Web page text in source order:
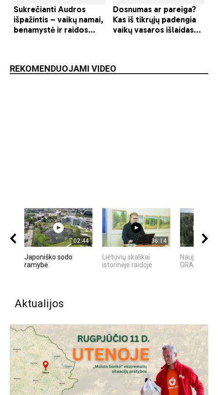
REKOMENDUOJAMI VIDEO
02:44
Japoniško sodo
ramybė
36:14
Lietuvių skalikai
istorinėje raidoje
Naujoji
GRAŽIOJI
Aktualijos